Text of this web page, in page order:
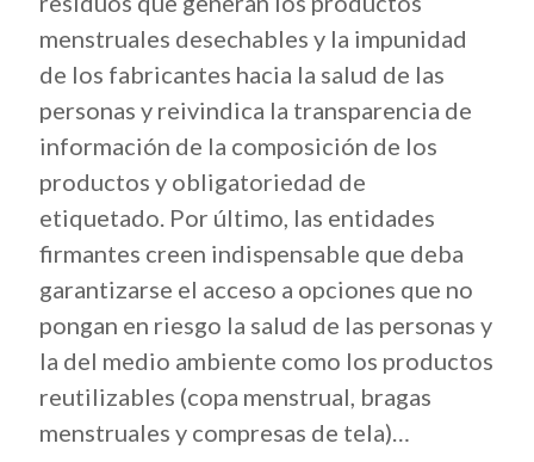
menstruales desechables y la impunidad
de los fabricantes hacia la salud de las
personas y reivindica la transparencia de
información de la composición de los
productos y obligatoriedad de
etiquetado. Por último, las entidades
firmantes creen indispensable que deba
garantizarse el acceso a opciones que no
pongan en riesgo la salud de las personas y
la del medio ambiente como los productos
reutilizables (copa menstrual, bragas
menstruales y compresas de tela)…